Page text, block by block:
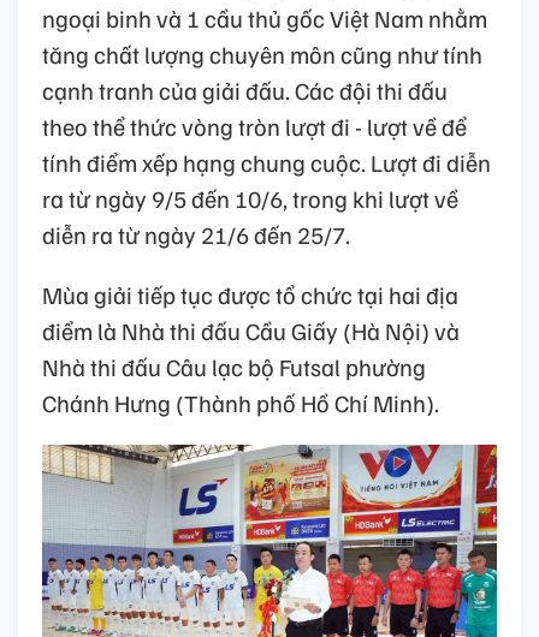
ngoại binh và 1 cầu thủ gốc Việt Nam nhằm
tăng chất lượng chuyên môn cũng như tính
cạnh tranh của giải đấu. Các đội thi đấu
theo thể thức vòng tròn lượt đi - lượt về để
tính điểm xếp hạng chung cuộc. Lượt đi diễn
ra từ ngày 9/5 đến 10/6, trong khi lượt về
diễn ra từ ngày 21/6 đến 25/7.
Mùa giải tiếp tục được tổ chức tại hai địa
điểm là Nhà thi đấu Cầu Giấy (Hà Nội) và
Nhà thi đấu Câu lạc bộ Futsal phường
Chánh Hưng (Thành phố Hồ Chí Minh).